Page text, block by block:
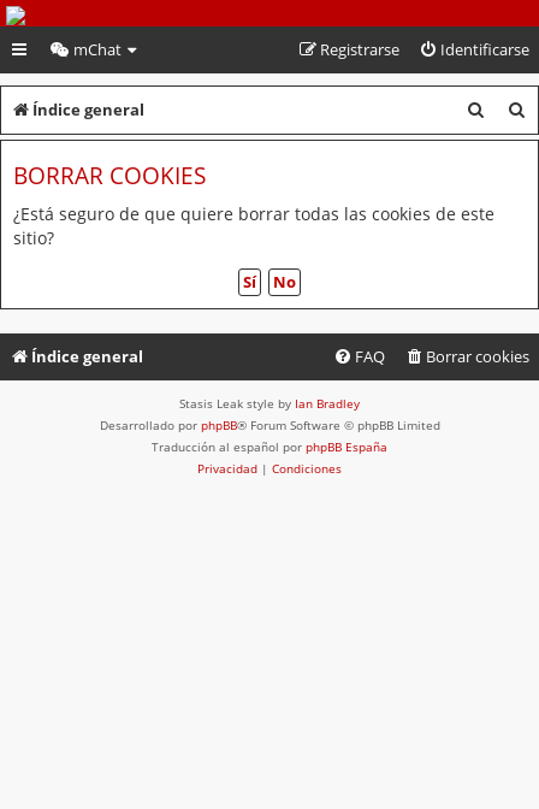
PeruVoley.com
mChat Identificarse
Registrarse
Índice general
u
u
c
BORRAR COOKIES
¿Está seguro de que quiere borrar todas las cookies de este
sitio?
Índice general Borrar cookies
FAQ
Stasis Leak style by Ian Bradley
Desarrollado por phpBB® Forum Software © phpBB Limited
Traducción al español por phpBB España
Privacidad | Condiciones